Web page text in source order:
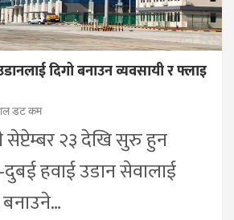
दिगो बनाउन व्यवसायी र फ्लाइ
डट कम
सेप्टेम्बर २३ देखि सुरु हुन
हवाई उडान सेवालाई
बनाउने…